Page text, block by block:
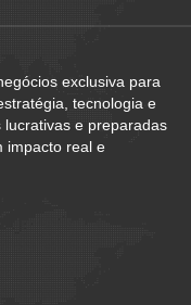
exclusiva para
tecnologia e
e preparadas
impacto real e